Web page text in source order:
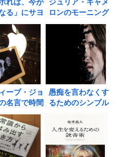
ボれば、今が
る」にサヨ
よう！
ジュリア・キャメ
ロンのモーニング
ページで、自分の
ために行動する習
慣を身につけよ
ーブ・ジョ
名言で時間
トロールし
愚痴を言わなくす
るためのシンプル
氏に学ぶ！